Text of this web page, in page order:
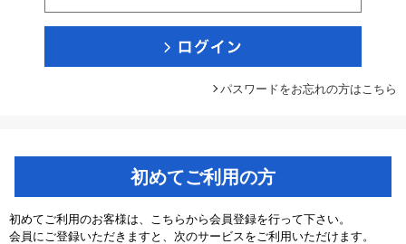
パスワードをお忘れの方はこちら
初めてご利用の方
初めてご利用のお客様は、こちらから会員登録を行って下さい。
会員にご登録いただきますと、次のサービスをご利用いただけます。